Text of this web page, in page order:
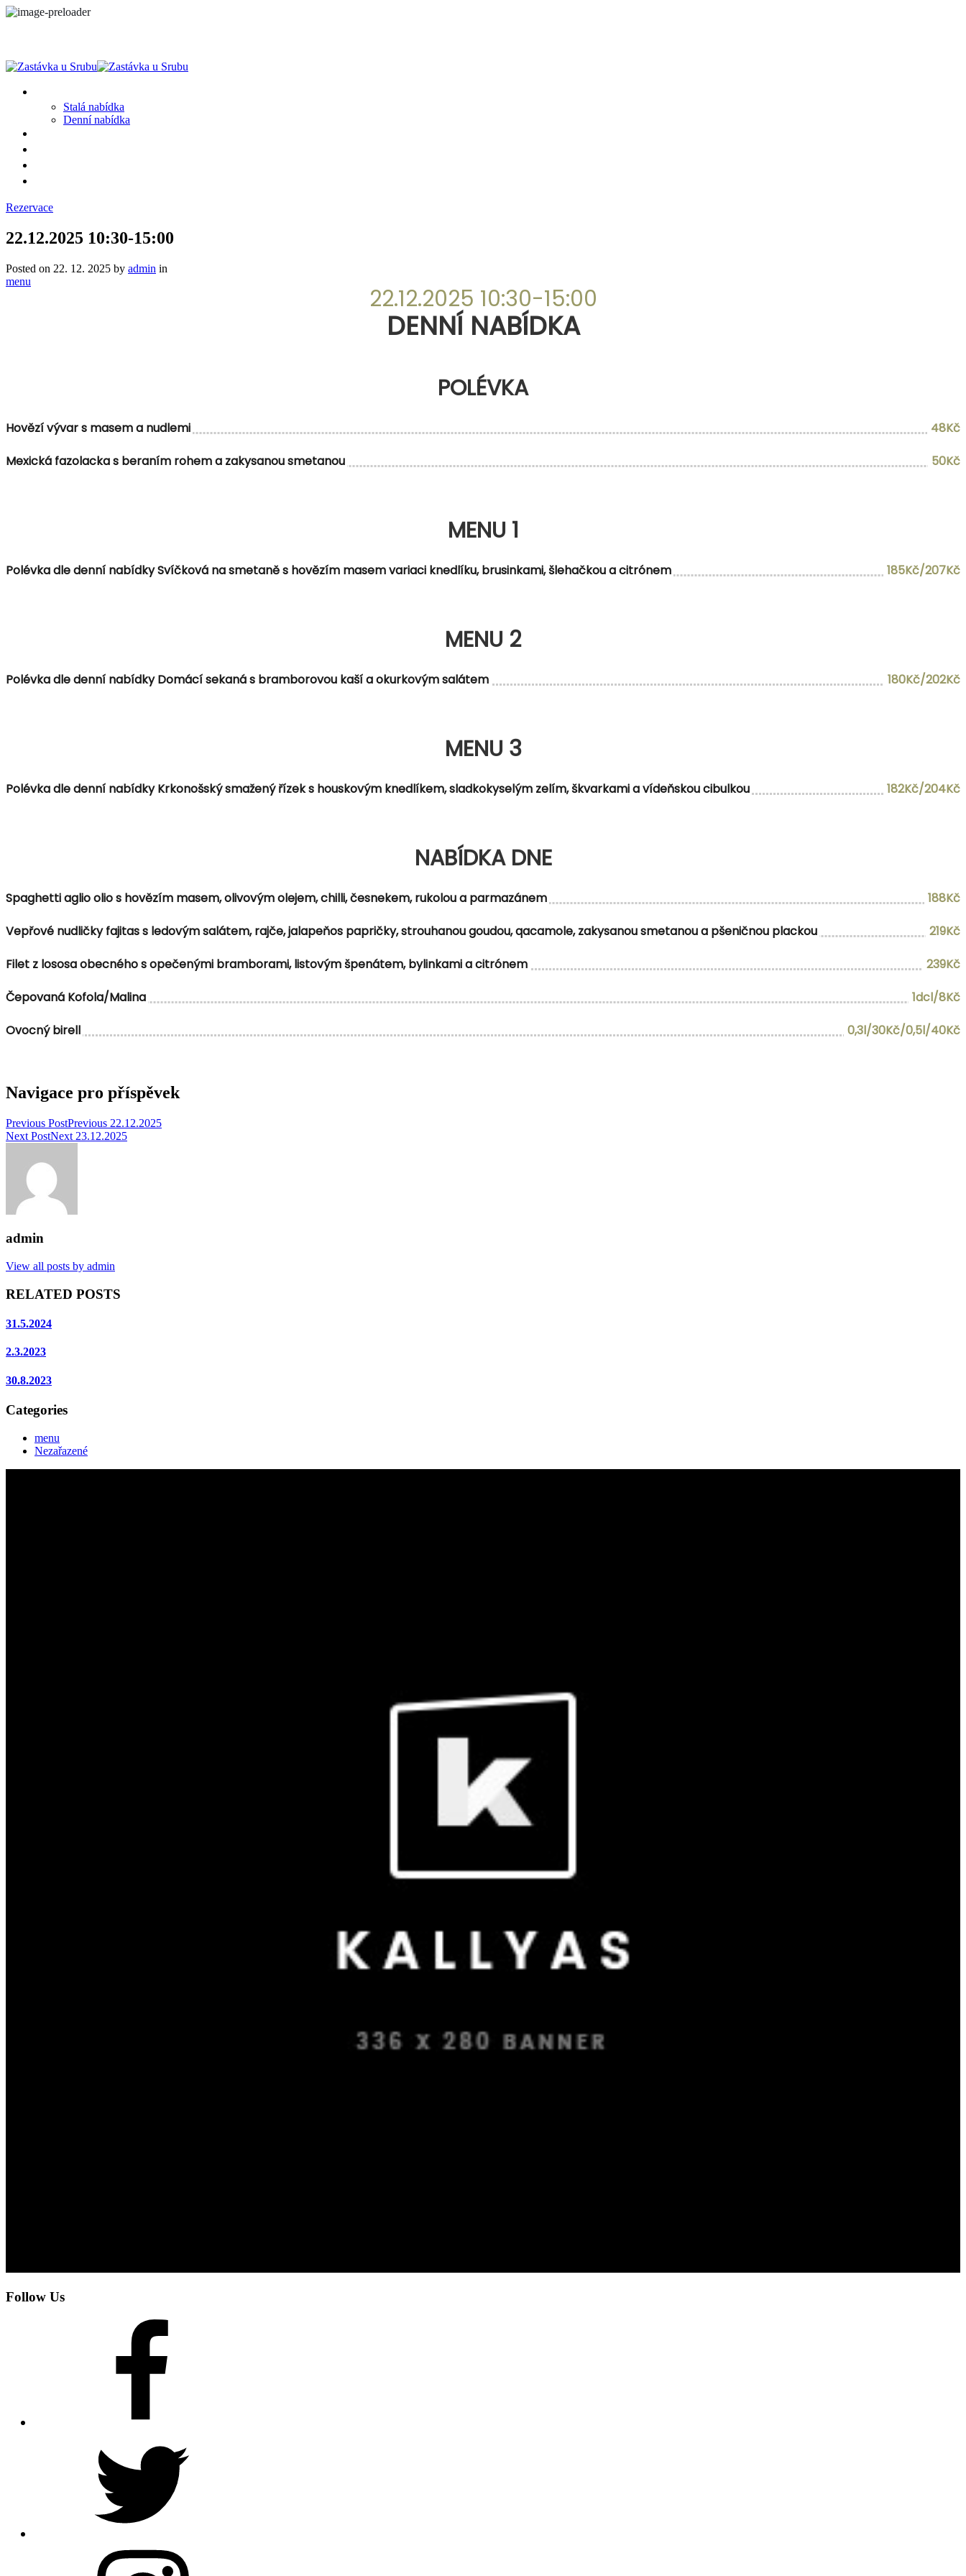
Stalá nabídka
Denní nabídka
Rezervace
22.12.2025 10:30-15:00
Posted on 22. 12. 2025 by admin in
menu
22.12.2025 10:30-15:00
DENNÍ NABÍDKA
POLÉVKA
Hovězí vývar s masem a nudlemi
48Kč
Mexická fazolacka s beraním rohem a zakysanou smetanou
50Kč
MENU 1
Polévka dle denní nabídky Svíčková na smetaně s hovězím masem variaci knedlíku, brusinkami, šlehačkou a citrónem 185Kč/207Kč
MENU 2
Polévka dle denní nabídky Domácí sekaná s bramborovou kaší a okurkovým salátem 180Kč/202Kč
MENU 3
Polévka dle denní nabídky Krkonošský smažený řízek s houskovým knedlíkem, sladkokyselým zelím, škvarkami a vídeňskou cibulkou 182Kč/204Kč
NABÍDKA DNE
Spaghetti aglio olio s hovězím masem, olivovým olejem, chilli, česnekem, rukolou a parmazánem
188Kč
Vepřové nudličky fajitas s ledovým salátem, rajče, jalapeňos papričky, strouhanou goudou, qacamole, zakysanou smetanou a pšeničnou plackou
219Kč
Filet z lososa obecného s opečenými bramborami, listovým špenátem, bylinkami a citrónem
239Kč
Čepovaná Kofola/Malina
1dcl/8Kč
Ovocný birell
0,3l/30Kč/0,5l/40Kč
Navigace pro příspěvek
Previous PostPrevious 22.12.2025
Next PostNext 23.12.2025
admin
View all posts by admin
RELATED POSTS
31.5.2024
2.3.2023
30.8.2023
Categories
menu
Nezařazené
Follow Us